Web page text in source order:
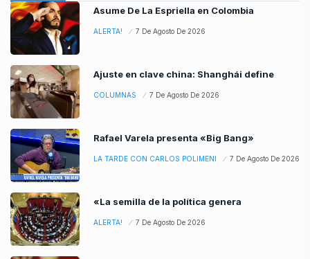
Asume De La Espriella en Colombia
ALERTA! 7 De Agosto De 2026
Ajuste en clave china: Shanghái define
COLUMNAS 7 De Agosto De 2026
Rafael Varela presenta «Big Bang»
LA TARDE CON CARLOS POLIMENI 7 De Agosto De 2026
«La semilla de la política genera
ALERTA! 7 De Agosto De 2026